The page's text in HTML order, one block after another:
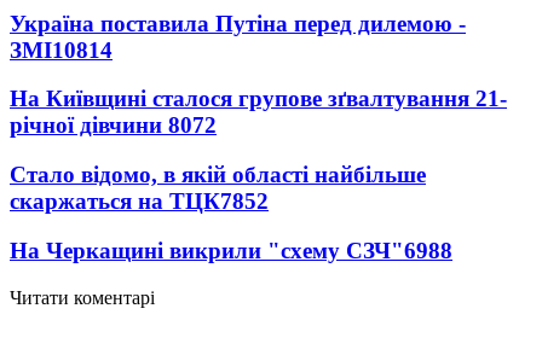
Україна поставила Путіна перед дилемою -
ЗМІ10814
На Київщині сталося групове зґвалтування 21-
річної дівчини 8072
Стало відомо, в якій області найбільше
скаржаться на ТЦК7852
На Черкащині викрили "схему СЗЧ"6988
Читати коментарі